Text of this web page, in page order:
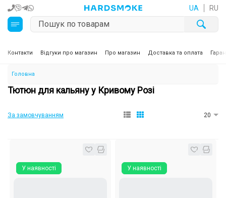
UA RU
Кальяни
Тютюн для кальяну та кальянні суміші
Аксесуари для кальяну
Електронні сигарети (POD)
Контакти Відгуки про магазин Про магазин Доставка та оплата
Головна
Тютюн для кальяну у Кривому Розі
За замовчуванням 20
У наявності У наявності